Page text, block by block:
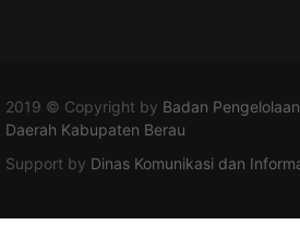
2019 © Copyright by Badan
Daerah Kabupaten Berau
Support by Dinas Komunikasi dan